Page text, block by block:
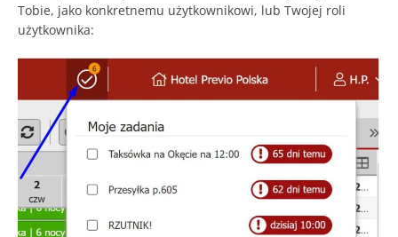
Tobie, jako konkretnemu użytkownikowi, lub Twojej roli
użytkownika: